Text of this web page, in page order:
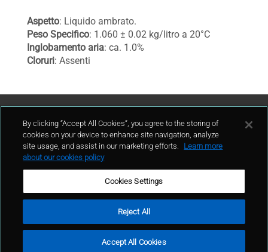
Aspetto: Liquido ambrato.
Peso Specifico: 1.060 ± 0.02 kg/litro a 20°C
Inglobamento aria: ca. 1.0%
Cloruri: Assenti
Contattaci
contatto
Condizioni d'uso
Politica sulla privacy
Cookie policy
Mappa del sito
Segnalazioni Whistleblowing
By clicking “Accept All Cookies”, you agree to the storing of
cookies on your device to enhance site navigation, analyze
site usage, and assist in our marketing efforts.
Learn more
about our cookies policy
Cookies Settings
Reject All
Accept All Cookies